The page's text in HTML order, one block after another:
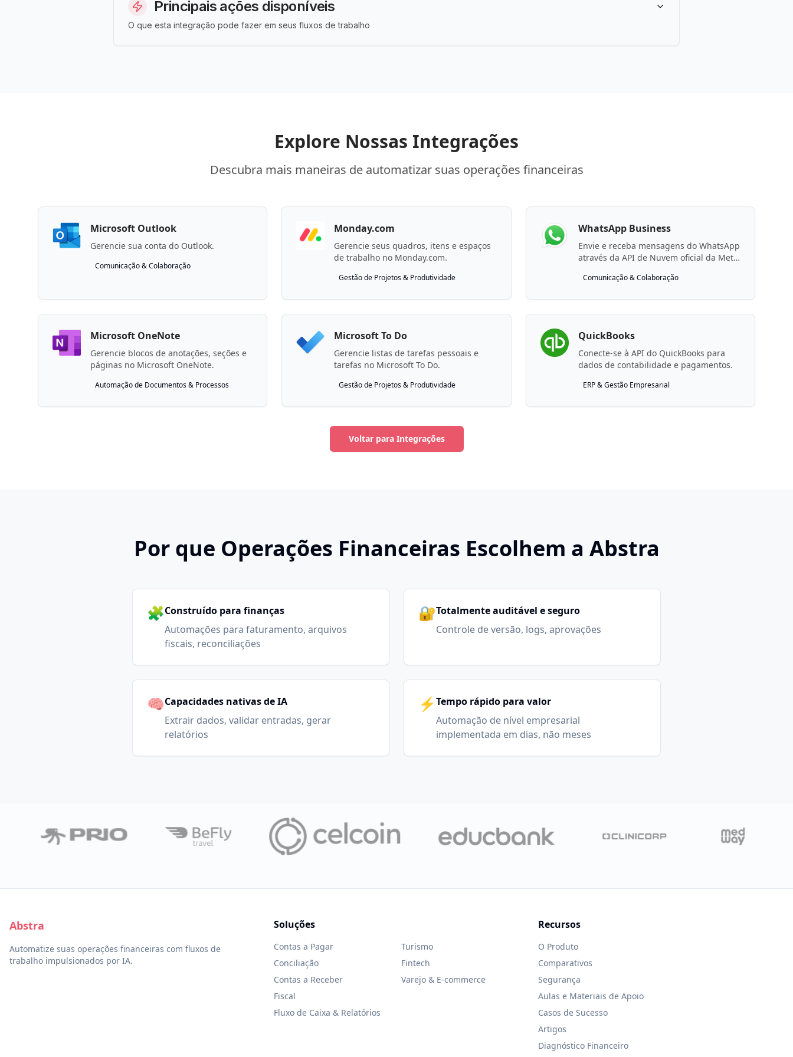
Principais ações disponíveis
O que esta integração pode fazer em seus fluxos de trabalho
Explore Nossas Integrações
Descubra mais maneiras de automatizar suas operações financeiras
Microsoft Outlook
Gerencie sua conta do Outlook.
Comunicação & Colaboração
Monday.com
Gerencie seus quadros, itens e espaços
de trabalho no Monday.com.
Gestão de Projetos & Produtividade
WhatsApp Business
Envie e receba mensagens do WhatsApp
através da API de Nuvem oficial da Meta.
WhatsApp por meio do Fluxo de
Comunicação & Colaboração
Microsoft OneNote
Gerencie blocos de anotações, seções e
páginas no Microsoft OneNote.
Automação de Documentos & Processos
Microsoft To Do
Gerencie listas de tarefas pessoais e
tarefas no Microsoft To Do.
Gestão de Projetos & Produtividade
QuickBooks
Conecte-se à API do QuickBooks para
dados de contabilidade e pagamentos.
ERP & Gestão Empresarial
Voltar para Integrações
Por que Operações Financeiras Escolhem a Abstra
🧩Construído para finanças
Automações para faturamento, arquivos
fiscais, reconciliações
🔐Totalmente auditável e seguro
Controle de versão, logs, aprovações
🧠Capacidades nativas de IA
Extrair dados, validar entradas, gerar
relatórios
⚡ Tempo rápido para valor
Automação de nível empresarial
implementada em dias, não meses
Abstra
Automatize suas operações financeiras com fluxos de
trabalho impulsionados por IA.
Soluções
Contas a Pagar
Conciliação
Contas a Receber
Fiscal
Fluxo de Caixa & Relatórios
Turismo
Fintech
Varejo & E-commerce
Recursos
O Produto
Comparativos
Segurança
Aulas e Materiais de Apoio
Casos de Sucesso
Artigos
Diagnóstico Financeiro